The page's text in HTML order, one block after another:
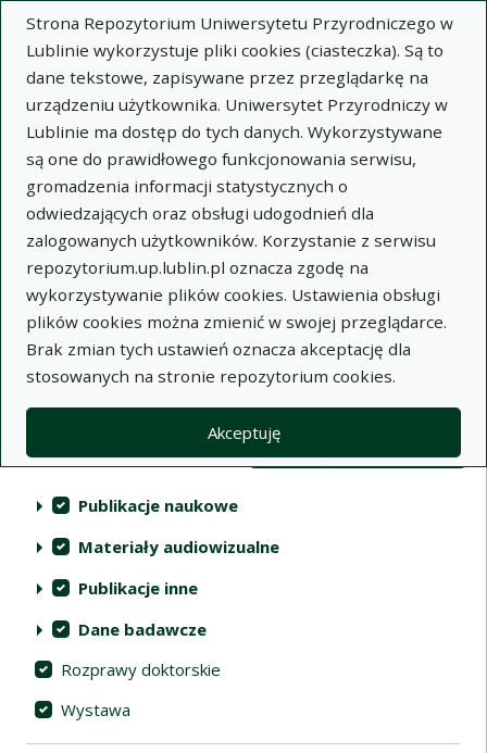
Strona Repozytorium Uniwersytetu Przyrodniczego w
Lublinie wykorzystuje pliki cookies (ciasteczka). Są to
dane tekstowe, zapisywane przez przeglądarkę na
urządzeniu użytkownika. Uniwersytet Przyrodniczy w
Lublinie ma dostęp do tych danych. Wykorzystywane
są one do prawidłowego funkcjonowania serwisu,
gromadzenia informacji statystycznych o
odwiedzających oraz obsługi udogodnień dla
zalogowanych użytkowników. Korzystanie z serwisu
repozytorium.up.lublin.pl oznacza zgodę na
wykorzystywanie plików cookies. Ustawienia obsługi
plików cookies można zmienić w swojej przeglądarce.
Brak zmian tych ustawień oznacza akceptację dla
stosowanych na stronie repozytorium cookies.
Akceptuję
Wyszukaj
Repozytorium Uniwersytetu
Przyrodniczego w Lublinie
Kolekcje
Lista wyników wyszukiwania
Filtry wyszukiwania (automatyczne
Akcje na kolekcjach
Kolekcje (automatyczne przeładowanie treści)
Publikacje naukowe
Materiały audiowizualne
Publikacje inne
Dane badawcze
Rozprawy doktorskie
Wystawa